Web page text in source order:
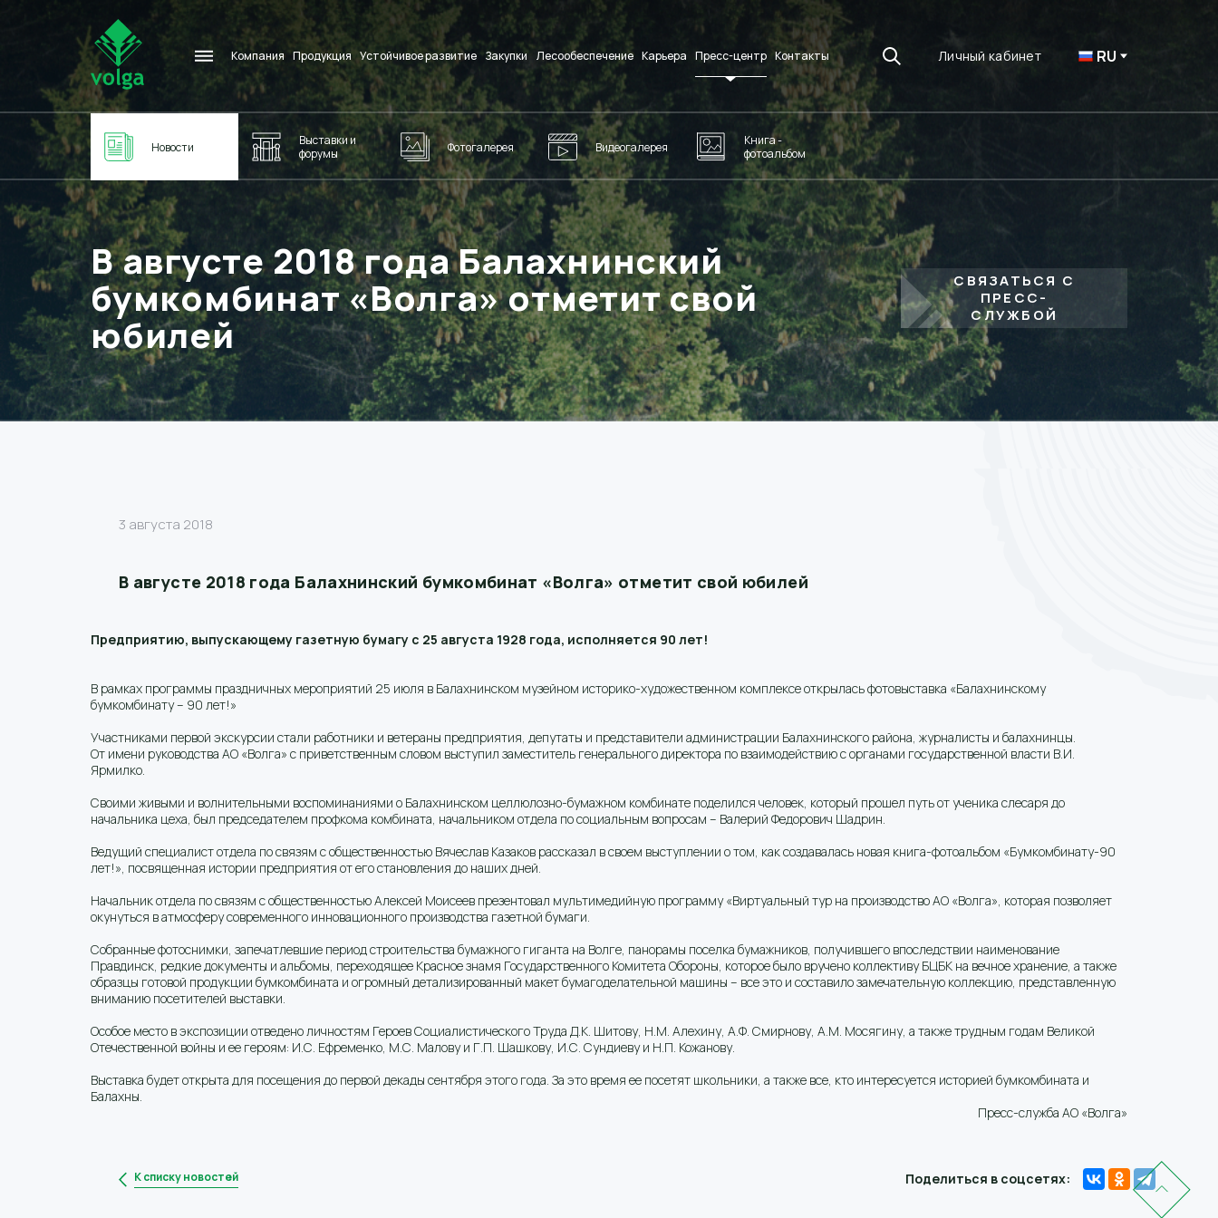
Компания Продукция Устойчивое развитие Закупки Лесообеспечение Карьера Пресс-центр Контакты Личный кабинет RU
Новости
Выставки и
форумы
Фотогалерея Видеогалерея
Книга -
фотоальбом
В августе 2018 года Балахнинский
бумкомбинат «Волга» отметит свой
юбилей
СВЯЗАТЬСЯ С
ПРЕСС-
СЛУЖБОЙ
3 августа 2018
В августе 2018 года Балахнинский бумкомбинат «Волга» отметит свой юбилей
Предприятию, выпускающему газетную бумагу с 25 августа 1928 года, исполняется 90 лет!
В рамках программы праздничных мероприятий 25 июля в Балахнинском музейном историко-художественном комплексе открылась фотовыставка «Балахнинскому
бумкомбинату – 90 лет!»
Участниками первой экскурсии стали работники и ветераны предприятия, депутаты и представители администрации Балахнинского района, журналисты и балахнинцы.
От имени руководства АО «Волга» с приветственным словом выступил заместитель генерального директора по взаимодействию с органами государственной власти В.И.
Ярмилко.
Своими живыми и волнительными воспоминаниями о Балахнинском целлюлозно-бумажном комбинате поделился человек, который прошел путь от ученика слесаря до
начальника цеха, был председателем профкома комбината, начальником отдела по социальным вопросам – Валерий Федорович Шадрин.
Ведущий специалист отдела по связям с общественностью Вячеслав Казаков рассказал в своем выступлении о том, как создавалась новая книга-фотоальбом «Бумкомбинату-90
лет!», посвященная истории предприятия от его становления до наших дней.
Начальник отдела по связям с общественностью Алексей Моисеев презентовал мультимедийную программу «Виртуальный тур на производство АО «Волга», которая позволяет
окунуться в атмосферу современного инновационного производства газетной бумаги.
Собранные фотоснимки, запечатлевшие период строительства бумажного гиганта на Волге, панорамы поселка бумажников, получившего впоследствии наименование
Правдинск, редкие документы и альбомы, переходящее Красное знамя Государственного Комитета Обороны, которое было вручено коллективу БЦБК на вечное хранение, а также
образцы готовой продукции бумкомбината и огромный детализированный макет бумагоделательной машины – все это и составило замечательную коллекцию, представленную
вниманию посетителей выставки.
Особое место в экспозиции отведено личностям Героев Социалистического Труда Д.К. Шитову, Н.М. Алехину, А.Ф. Смирнову, А.М. Мосягину, а также трудным годам Великой
Отечественной войны и ее героям: И.С. Ефременко, М.С. Малову и Г.П. Шашкову, И.С. Сундиеву и Н.П. Кожанову.
Выставка будет открыта для посещения до первой декады сентября этого года. За это время ее посетят школьники, а также все, кто интересуется историей бумкомбината и
Балахны.
Пресс-служба АО «Волга»
К списку новостей Поделиться в соцсетях: